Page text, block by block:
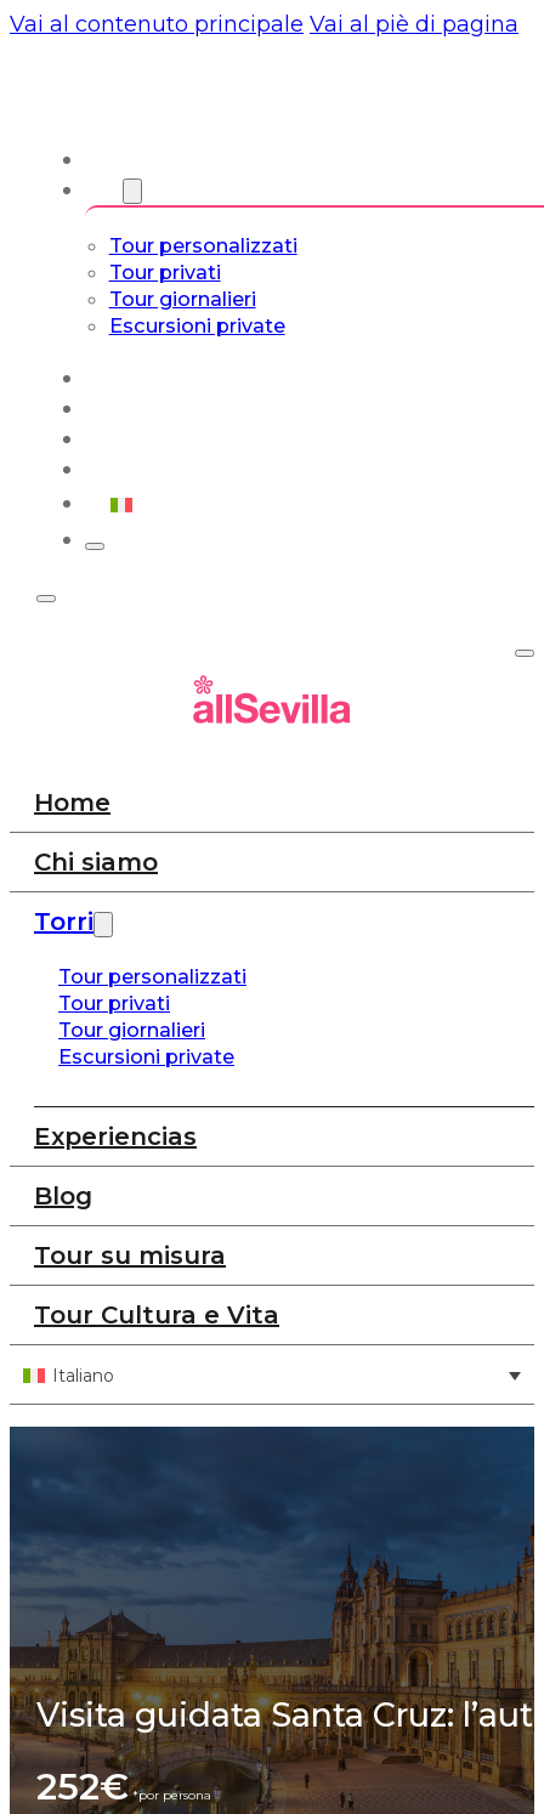
Vai al contenuto principale Vai al piè di pagina
Tour personalizzati
Tour privati
Tour giornalieri
Escursioni private
Home
Chi siamo
Torri
Tour personalizzati
Tour privati
Tour giornalieri
Escursioni private
Experiencias
Blog
Tour su misura
Tour Cultura e Vita
Italiano
Visita guidata Santa Cruz:
252€